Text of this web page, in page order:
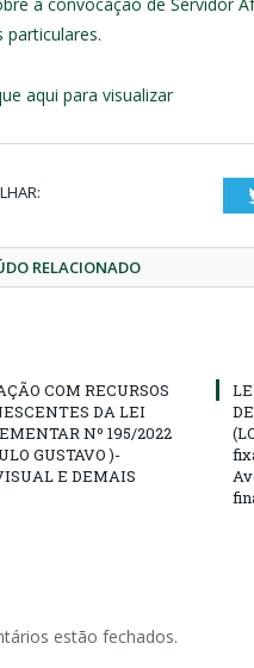
particulares.
aqui para visualizar
RELACIONADO
COM RECURSOS
DA LEI
Nº 195/2022
GUSTAVO )-
E DEMAIS
estão fechados.